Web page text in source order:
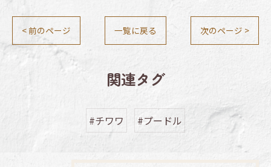
< 前のページ 一覧に戻る 次のページ >
関連タグ
#チワワ #プードル